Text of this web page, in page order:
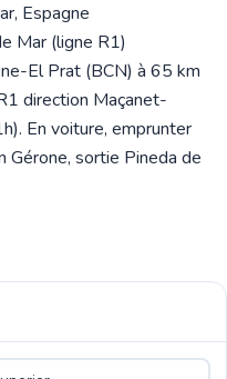
Espagne
Mar (ligne R1)
El Prat (BCN) à 65 km
direction Maçanet-
En voiture, emprunter
sortie Pineda de